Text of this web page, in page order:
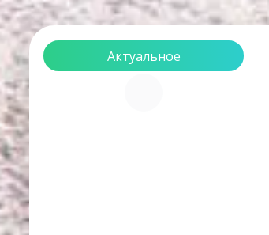
Актуальное